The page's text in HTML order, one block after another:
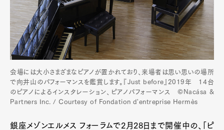
会場には大小さまざまなピアノが置かれており、来場者は思い思いの場所
で向井山のパフォーマンスを鑑賞します。『Just before』2019年 14台
のピアノによるインスタレーション、ピアノパフォーマンス ©Nacása &
Partners Inc. / Courtesy of Fondation d'entreprise Hermès
銀座メゾンエルメス フォーラムで2月28日まで開催中の、「ピ